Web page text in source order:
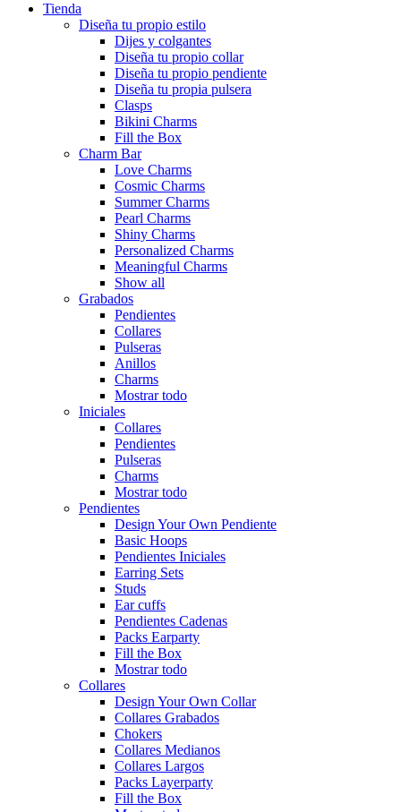
Tienda
Diseña tu propio estilo
Dijes y colgantes
Diseña tu propio collar
Diseña tu propio pendiente
Diseña tu propia pulsera
Clasps
Bikini Charms
Fill the Box
Charm Bar
Love Charms
Cosmic Charms
Summer Charms
Pearl Charms
Shiny Charms
Personalized Charms
Meaningful Charms
Show all
Grabados
Pendientes
Collares
Pulseras
Anillos
Charms
Mostrar todo
Iniciales
Collares
Pendientes
Pulseras
Charms
Mostrar todo
Pendientes
Design Your Own Pendiente
Basic Hoops
Pendientes Iniciales
Earring Sets
Studs
Ear cuffs
Pendientes Cadenas
Packs Earparty
Fill the Box
Mostrar todo
Collares
Design Your Own Collar
Collares Grabados
Chokers
Collares Medianos
Collares Largos
Packs Layerparty
Fill the Box